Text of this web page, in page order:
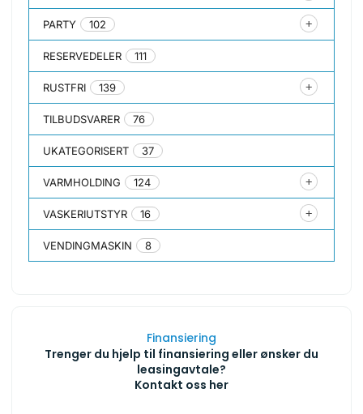
PARTY 102
RESERVEDELER 111
RUSTFRI 139
TILBUDSVARER 76
UKATEGORISERT 37
VARMHOLDING 124
VASKERIUTSTYR 16
VENDINGMASKIN 8
Finansiering
Trenger du hjelp til finansiering eller ønsker du
leasingavtale?
Kontakt oss her